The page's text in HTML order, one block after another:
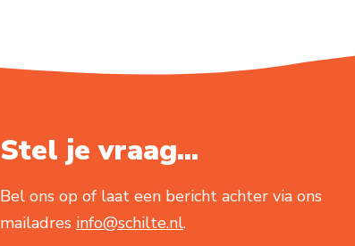
Stel je vraag...
Bel ons op of laat een bericht achter via ons
mailadres info@schilte.nl.